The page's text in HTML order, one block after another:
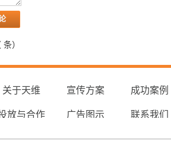
条）
关于天维 宣传方案 成功案例
放与合作 广告图示 联系我们